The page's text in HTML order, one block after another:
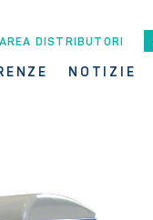
NOTIZIE
AREA DISTRIBUTORI